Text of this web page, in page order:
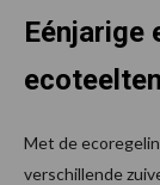
Eénjarige
ecoteelten
Met de
verschillende